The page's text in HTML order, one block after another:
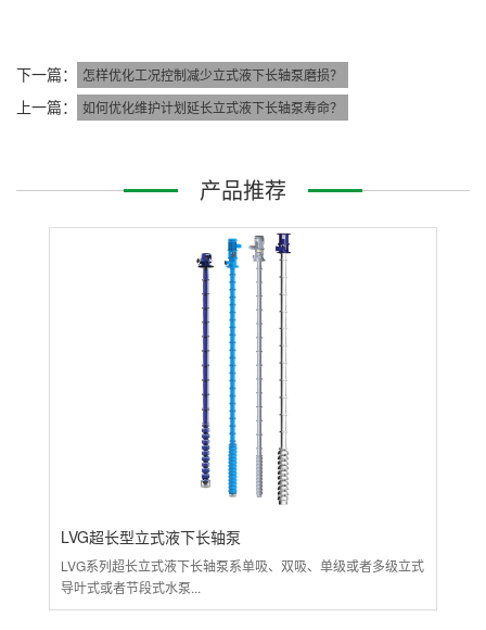
下一篇： 怎样优化工况控制减少立式液下长轴泵磨损？
上一篇： 如何优化维护计划延长立式液下长轴泵寿命？
产品推荐
LVG超长型立式液下长轴泵
LVG系列超长立式液下长轴泵系单吸、双吸、单级或者多级立式
导叶式或者节段式水泵...